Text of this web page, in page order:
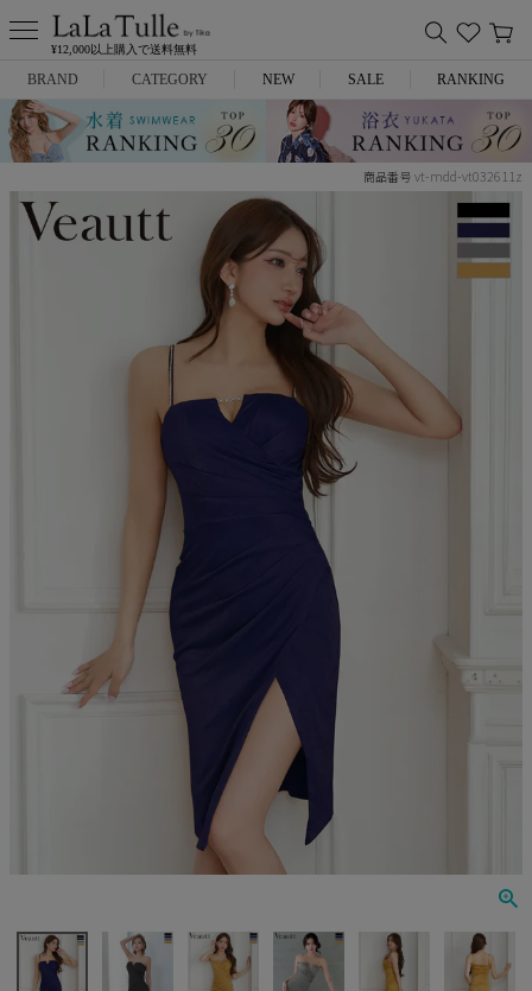
¥12,000以上購入で送料無料
BRAND
Anella
ROBE de FLEURS
JENNNY
CATEGORY
ミニドレス
ロングドレス
NEW SALE RANKING
商品番号 vt-mdd-vt032611z